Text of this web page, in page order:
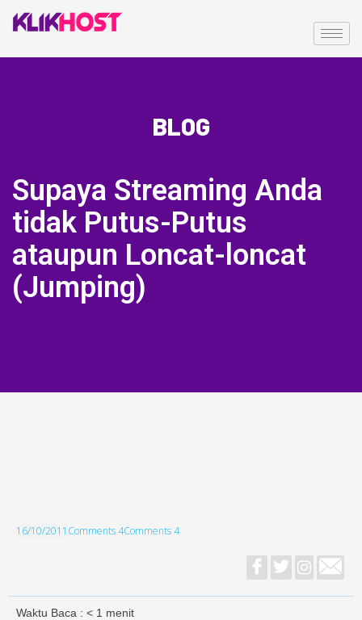
BLOG
Supaya Streaming Anda
tidak Putus-Putus
ataupun Loncat-loncat
(Jumping)
16/10/2011 Comments 4Comments 4
Waktu Baca : < 1 menit